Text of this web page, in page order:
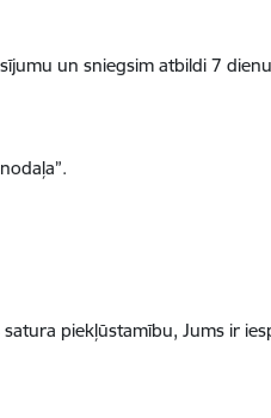
un sniegsim atbildi 7
piekļūstamību, Jums ir